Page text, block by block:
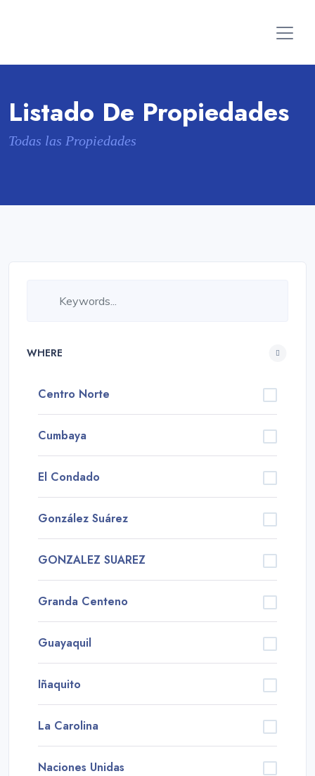
Listado De Propiedades
Todas las Propiedades
WHERE
Centro Norte
Cumbaya
El Condado
González Suárez
GONZALEZ SUAREZ
Granda Centeno
Guayaquil
Iñaquito
La Carolina
Naciones Unidas